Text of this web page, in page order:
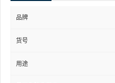
品牌
货号
用途